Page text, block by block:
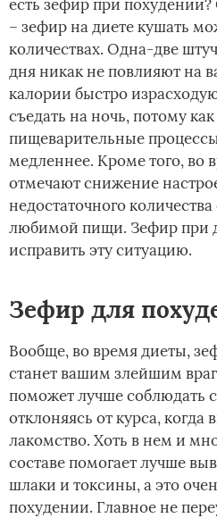
есть зефир при
– зефир на диете кушать
количествах. Одна-две
дня никак не повлияют на
калории быстро
съедать на ночь, потому
пищеварительные
медленнее. Кроме того, во
отмечают снижение
недостаточного
любимой пищи. Зефир при
исправить эту ситуацию.
Зефир для
Вообще, во время диеты,
станет вашим злейшим
поможет лучше соблюдать
отклоняясь от курса, когда
лакомство. Хоть в нем и
составе помогает лучше
шлаки и токсины, а это
похудении. Главное не